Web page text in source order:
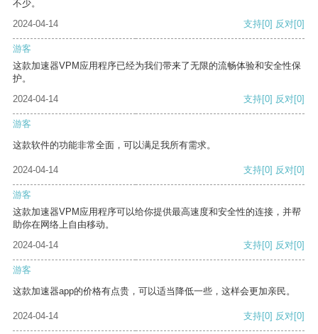
不少。
2024-04-14
支持[0] 反对[0]
游客
这款加速器VPM应用程序已经为我们带来了无限的流畅体验和安全性保
护。
2024-04-14
支持[0] 反对[0]
游客
这款软件的功能非常全面，可以满足我所有需求。
2024-04-14 支持[0] 反对[0]
游客
这款加速器VPM应用程序可以给你提供最高速度和安全性的连接，并帮
助你在网络上自由移动。
2024-04-14
支持[0] 反对[0]
游客
这款加速器app的价格有点贵，可以适当降低一些，这样会更加亲民。
2024-04-14 支持[0] 反对[0]